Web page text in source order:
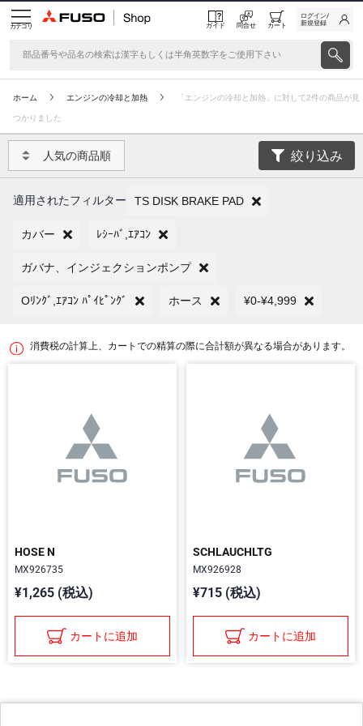
カテゴリ ガイド 問合せ カート
ログイン/
新規登録
ホーム エンジンの冷却と加熱 「エンジンの冷却と加熱」に対して2件の商品が見
つかりました
人気の商品順 絞り込み
適用されたフィルター TS DISK BRAKE PAD
カバー ﾚｼｰﾊﾞ,ｴｱｺﾝ
ガバナ、インジェクションポンプ
Oﾘﾝｸﾞ,ｴｱｺﾝ ﾊﾟｲﾋﾟﾝｸﾞ ホース ¥0-¥4,999
消費税の計算上、カートでの精算の際に合計額が異なる場合があります。
HOSE N
MX926735
¥1,265 (税込)
カートに追加
SCHLAUCHLTG
MX926928
¥715 (税込)
カートに追加